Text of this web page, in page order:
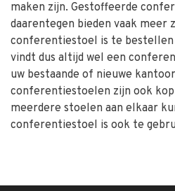
maken zijn. Gestoffeerde
daarentegen bieden vaak
conferentiestoel is te bestellen
vindt dus altijd wel een
uw bestaande of nieuwe
conferentiestoelen zijn ook
meerdere stoelen aan elkaar
conferentiestoel is ook te